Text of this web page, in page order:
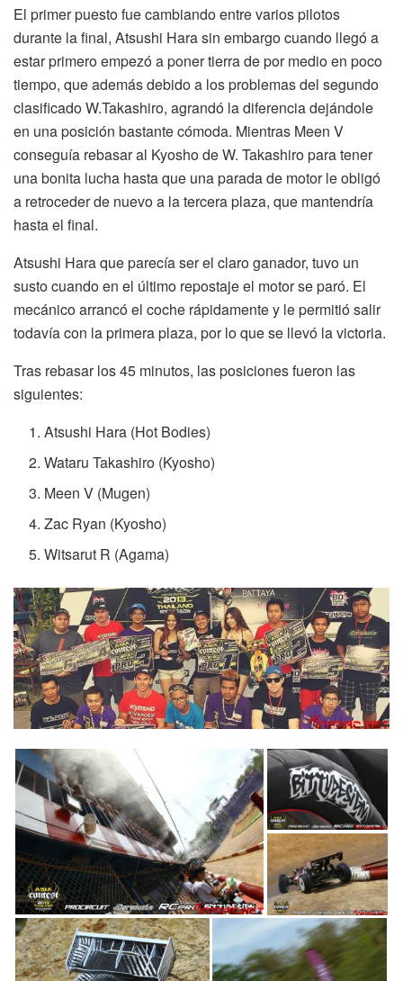
El primer puesto fue cambiando entre varios pilotos
durante la final, Atsushi Hara sin embargo cuando llegó a
estar primero empezó a poner tierra de por medio en poco
tiempo, que además debido a los problemas del segundo
clasificado W.Takashiro, agrandó la diferencia dejándole
en una posición bastante cómoda. Mientras Meen V
conseguía rebasar al Kyosho de W. Takashiro para tener
una bonita lucha hasta que una parada de motor le obligó
a retroceder de nuevo a la tercera plaza, que mantendría
hasta el final.
Atsushi Hara que parecía ser el claro ganador, tuvo un
susto cuando en el último repostaje el motor se paró. El
mecánico arrancó el coche rápidamente y le permitió salir
todavía con la primera plaza, por lo que se llevó la victoria.
Tras rebasar los 45 minutos, las posiciones fueron las
siguientes:
Atsushi Hara (Hot Bodies)
Wataru Takashiro (Kyosho)
Meen V (Mugen)
Zac Ryan (Kyosho)
Witsarut R (Agama)